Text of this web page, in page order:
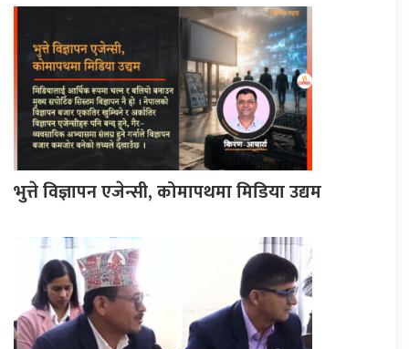
भुत्ते विज्ञापन एजेन्सी, कोमापथमा मिडिया उद्यम